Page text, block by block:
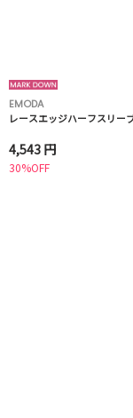
EMODA
レースエッジハーフスリー
4,543 円
30%OFF